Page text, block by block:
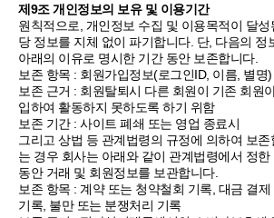
제9조 개인정보의 보유 및 이용기간
원칙적으로, 개인정보 수집 및 이용목적이 달성
당 정보를 지체 없이 파기합니다. 단, 다음의 정
아래의 이유로 명시한 기간 동안 보존합니다.
보존 항목 : 회원가입정보(로그인ID, 이름, 별명)
보존 근거 : 회원탈퇴시 다른 회원이 기존 회원
입하여 활동하지 못하도록 하기 위함
보존 기간 : 사이트 폐쇄 또는 영업 종료시
그리고 상법 등 관계법령의 규정에 의하여 보존
는 경우 회사는 아래와 같이 관계법령에서 정한
동안 거래 및 회원정보를 보관합니다.
보존 항목 : 계약 또는 청약철회 기록, 대금 결
기록, 불만 또는 분쟁처리 기록